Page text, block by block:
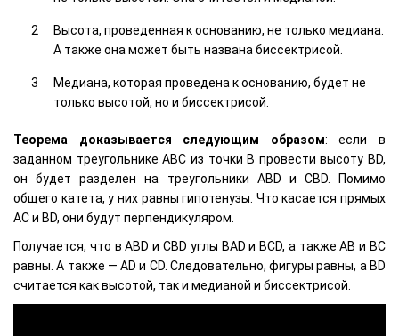
Высота, проведенная к основанию, не только медиана.
А также она может быть названа биссектрисой.
Медиана, которая проведена к основанию, будет не
только высотой, но и биссектрисой.
Теорема доказывается следующим образом: если в
заданном треугольнике ABC из точки B провести высоту BD,
он будет разделен на треугольники ABD и CBD. Помимо
общего катета, у них равны гипотенузы. Что касается прямых
AC и BD, они будут перпендикуляром.
Получается, что в ABD и CBD углы BAD и BCD, а также AB и BC
равны. А также — AD и CD. Следовательно, фигуры равны, а BD
считается как высотой, так и медианой и биссектрисой.